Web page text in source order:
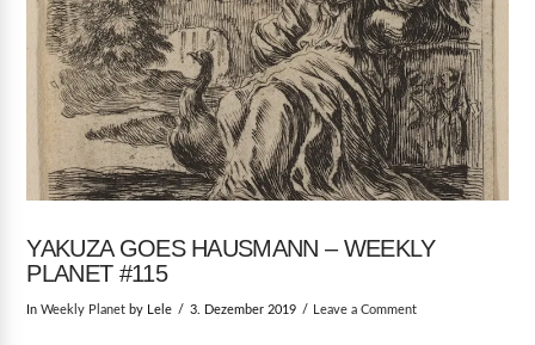
YAKUZA GOES HAUSMANN – WEEKLY
PLANET #115
InWeekly Planet by Lele 3. Dezember 2019 Leave a Comment